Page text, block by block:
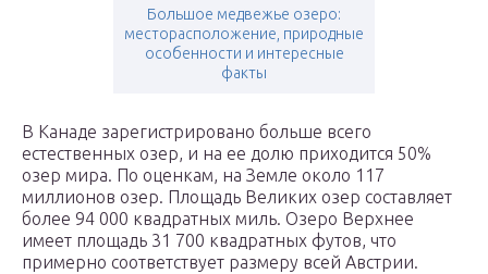
Большое медвежье озеро:
месторасположение, природные
особенности и интересные
факты
В Канаде зарегистрировано больше всего
естественных озер, и на ее долю приходится 50%
озер мира. По оценкам, на Земле около 117
миллионов озер. Площадь Великих озер составляет
более 94 000 квадратных миль. Озеро Верхнее
имеет площадь 31 700 квадратных футов, что
примерно соответствует размеру всей Австрии.